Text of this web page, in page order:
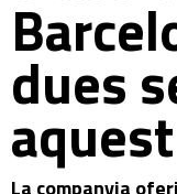
dues
La companyia